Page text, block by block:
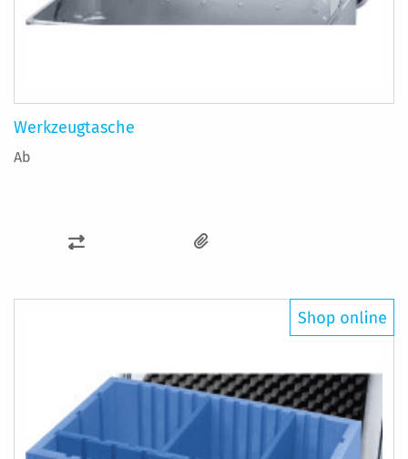
Werkzeugtasche
Ab
ZUR
HINZUFÜGEN